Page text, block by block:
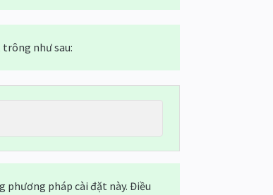
trông như sau:
phương pháp cài đặt này. Điều